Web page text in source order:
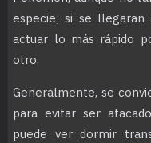
especie; si se
actuar lo más rápido
otro.
Generalmente, se
para evitar ser
puede ver dormir